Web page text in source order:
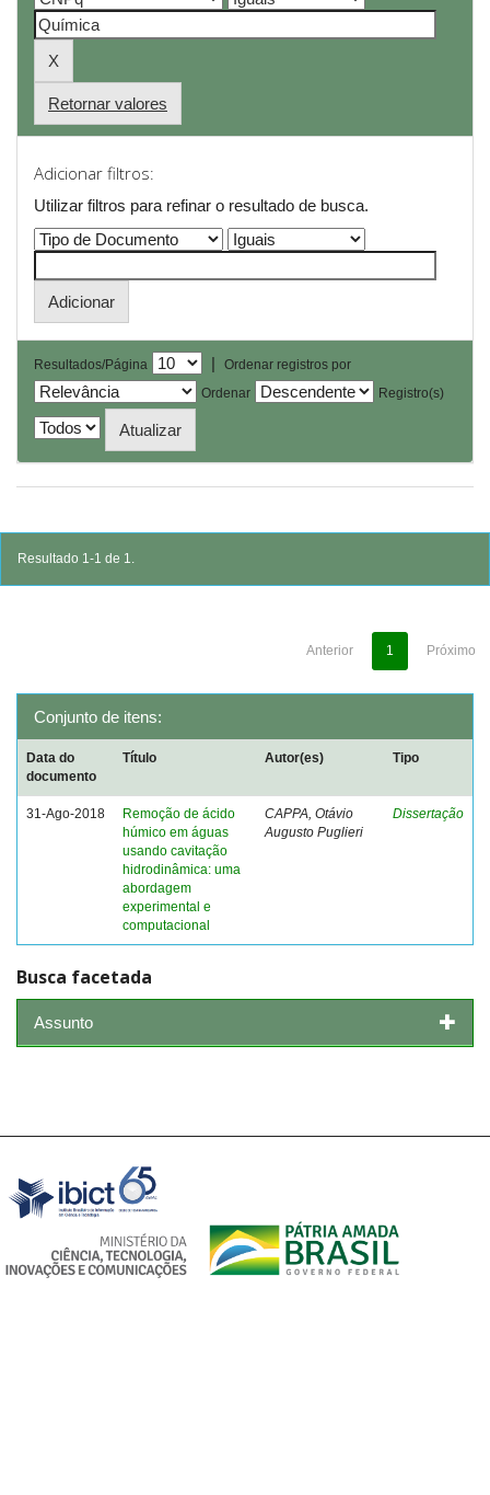
Retornar valores
Adicionar filtros:
Utilizar filtros para refinar o resultado de busca.
Resultados/Página |
Ordenar registros por
Ordenar
Registro(s)
Resultado 1-1 de 1.
Anterior 1 Próximo
Conjunto de itens:
Data do
documento
Título Autor(es) Tipo
31-Ago-2018
Remoção de ácido
húmico em águas
usando cavitação
hidrodinâmica: uma
abordagem
experimental e
computacional
CAPPA, Otávio
Augusto Puglieri
Dissertação
Busca facetada
Assunto